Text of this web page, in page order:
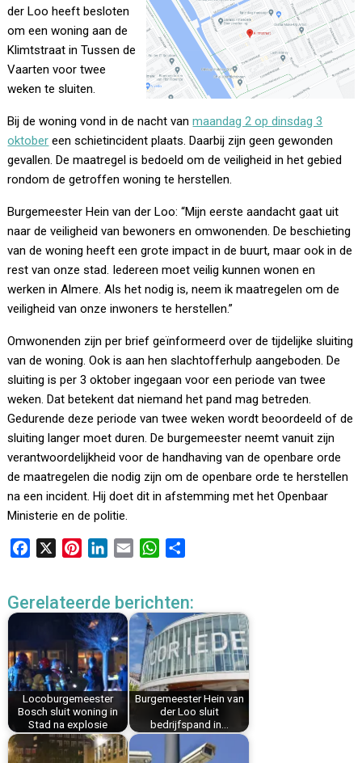
der Loo heeft besloten
om een woning aan de
Klimtstraat in Tussen de
Vaarten voor twee
weken te sluiten.
Bij de woning vond in de nacht vanmaandag 2 op dinsdag 3
oktober een schietincident plaats. Daarbij zijn geen gewonden
gevallen. De maatregel is bedoeld om de veiligheid in het gebied
rondom de getroffen woning te herstellen.
Burgemeester Hein van der Loo: “Mijn eerste aandacht gaat uit
naar de veiligheid van bewoners en omwonenden. De beschieting
van de woning heeft een grote impact in de buurt, maar ook in de
rest van onze stad. Iedereen moet veilig kunnen wonen en
werken in Almere. Als het nodig is, neem ik maatregelen om de
veiligheid van onze inwoners te herstellen.”
Omwonenden zijn per brief geïnformeerd over de tijdelijke sluiting
van de woning. Ook is aan hen slachtofferhulp aangeboden. De
sluiting is per 3 oktober ingegaan voor een periode van twee
weken. Dat betekent dat niemand het pand mag betreden.
Gedurende deze periode van twee weken wordt beoordeeld of de
sluiting langer moet duren. De burgemeester neemt vanuit zijn
verantwoordelijkheid voor de handhaving van de openbare orde
de maatregelen die nodig zijn om de openbare orde te herstellen
na een incident. Hij doet dit in afstemming met het Openbaar
Ministerie en de politie.
e
o
k
t
e
r
e
s
t
k
e
d
n
i
W
t
s
A
p
p
e
n
Gerelateerde berichten:
Locoburgemeester
Bosch sluit woning in
Stad na explosie
Burgemeester Hein van
der Loo sluit
bedrijfspand in…